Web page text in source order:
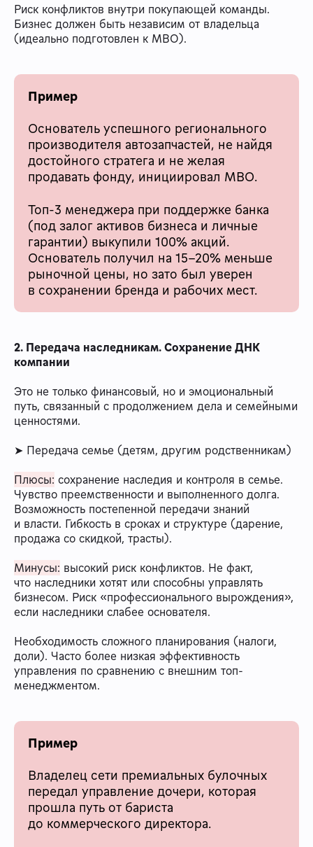
Риск конфликтов внутри покупающей команды.
Бизнес должен быть независим от владельца
(идеально подготовлен к MBO).
Пример
Основатель успешного регионального
производителя автозапчастей, не найдя
достойного стратега и не желая
продавать фонду, инициировал MBO.
Топ-3 менеджера при поддержке банка
(под залог активов бизнеса и личные
гарантии) выкупили 100% акций.
Основатель получил на 15-20% меньше
рыночной цены, но зато был уверен
в сохранении бренда и рабочих мест.
2. Передача наследникам. Сохранение ДНК
компании
Это не только финансовый, но и эмоциональный
путь, связанный с продолжением дела и семейными
ценностями.
➤ Передача семье (детям, другим родственникам)
Плюсы: сохранение наследия и контроля в семье.
Чувство преемственности и выполненного долга.
Возможность постепенной передачи знаний
и власти. Гибкость в сроках и структуре (дарение,
продажа со скидкой, трасты).
Минусы: высокий риск конфликтов. Не факт,
что наследники хотят или способны управлять
бизнесом. Риск «профессионального вырождения»,
если наследники слабее основателя.
Необходимость сложного планирования (налоги,
доли). Часто более низкая эффективность
управления по сравнению с внешним топ-
менеджментом.
Пример
Владелец сети премиальных булочных
передал управление дочери, которая
прошла путь от бариста
до коммерческого директора.